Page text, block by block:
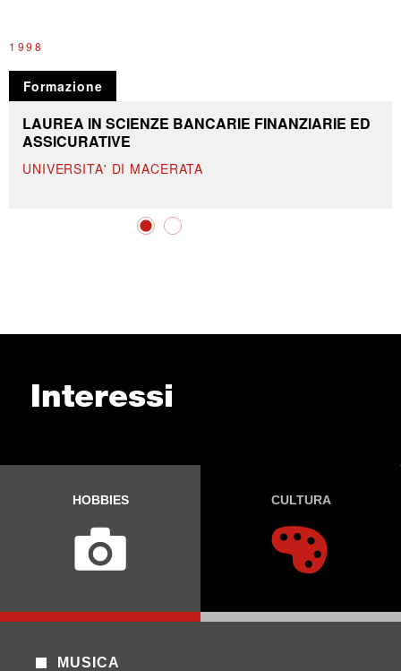
1998
Formazione
LAUREA IN SCIENZE BANCARIE FINANZIARIE ED
ASSICURATIVE
UNIVERSITA' DI MACERATA
Interessi
HOBBIES CULTURA
MUSICA